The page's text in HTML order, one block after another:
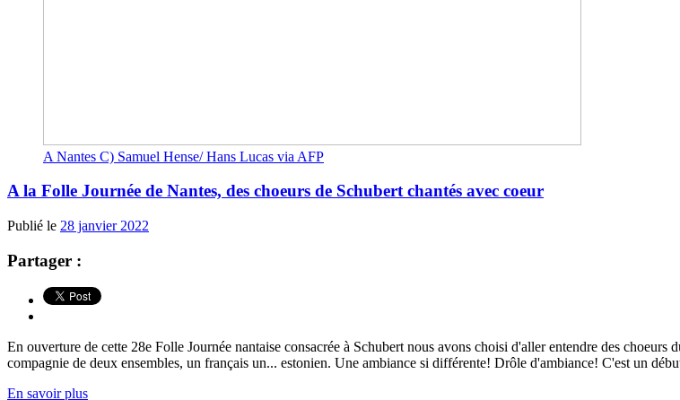
A Nantes C) Samuel Hense/ Hans Lucas via AFP
A la Folle Journée de Nantes, des choeurs de Schubert chantés avec coeur
Publié le 28 janvier 2022
Partager :
En ouverture de cette 28e Folle Journée nantaise consacrée à Schubert nous avons choisi d'aller entendre des
compagnie de deux ensembles, un français un... estonien. Une ambiance si différente! Drôle d'ambiance! C'est un
En savoir plus